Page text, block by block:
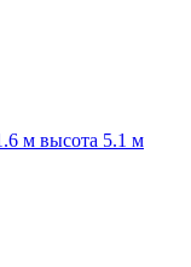
м высота 5.1 м